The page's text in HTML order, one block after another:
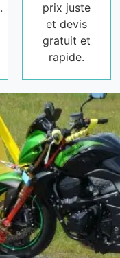
.
prix juste
et devis
gratuit et
rapide.